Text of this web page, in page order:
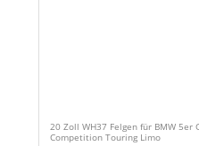
20 Zoll WH37 Felgen für BMW 5er
Competition Touring Limo